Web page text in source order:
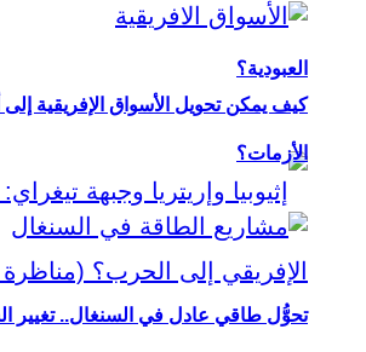
العبودية؟
كيف يمكن تحويل الأسواق الإفريقية
الأزمات؟
تحوُّل طاقي عادل في السنغال.. تغيير